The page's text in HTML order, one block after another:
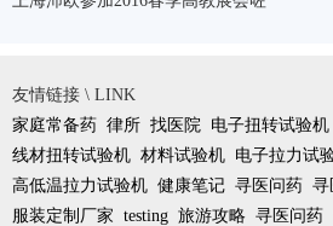
友情链接 \ LINK
家庭常备药 律所 找医院 电子扭转试验机
线材扭转试验机 材料试验机 电子拉力试
高低温拉力试验机 健康笔记 寻医问药 寻
服装定制厂家 testing 旅游攻略 寻医问药